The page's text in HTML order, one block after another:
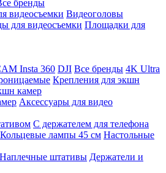
бренды
видеосъемки Видеоголовы
для видеосъемки Площадки для
Insta 360 DJI Все бренды 4K Ultra
Крепления для экшн
камер
Аксессуары для видео
C держателем для телефона
Кольцевые лампы 45 см Настольные
Наплечные штативы Держатели и